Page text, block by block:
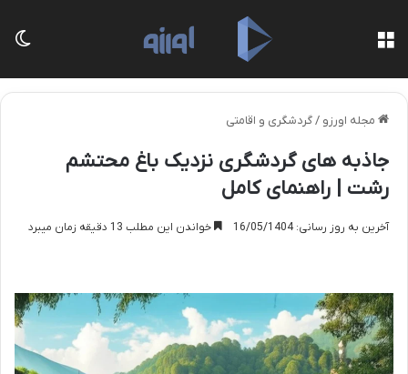
مجله اورزو /گردشگری و اقامتی
جاذبه های گردشگری نزدیک باغ محتشم
رشت | راهنمای کامل
آخرین به روز رسانی: 16/05/1404 خواندن این مطلب 13 دقیقه زمان میبرد